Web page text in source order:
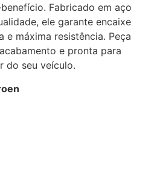
Fabricado em aço
ele garante encaixe
e máxima resistência. Peça
e pronta para
do seu veículo.